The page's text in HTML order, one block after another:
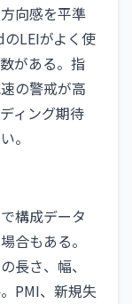
向感を平準
LEIがよく使
がある。指
の警戒が高
ィング期待
。
構成データ
合もある。
長さ、幅、
PMI、新規失